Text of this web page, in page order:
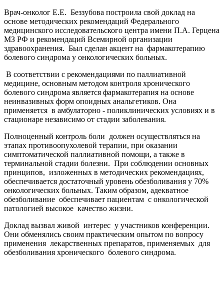
Врач-онколог Е.Е. Беззубова построила свой доклад на
основе методических рекомендаций Федерального
медицинского исследовательского центра имени П.А. Герцена
МЗ РФ и рекомендаций Всемирной организации
здравоохранения. Был сделан акцент на фармакотерапию
болевого синдрома у онкологических больных.
В соответствии с рекомендациями по паллиативной
медицине, основным методом контроля хронического
болевого синдрома является фармакотерапия на основе
неинвазивных форм опоидных анальгетиков. Она
применяется в амбулаторно - поликлинических условиях и в
стационаре независимо от стадии заболевания.
Полноценный контроль боли должен осуществляться на
этапах противоопухолевой терапии, при оказании
симптоматической паллиативной помощи, а также в
терминальной стадии болезни. При соблюдении основных
принципов, изложенных в методических рекомендациях,
обеспечивается достаточный уровень обезболивания у 70%
онкологических больных. Таким образом, адекватное
обезболивание обеспечивает пациентам с онкологической
патологией высокое качество жизни.
Доклад вызвал живой интерес у участников конференции.
Они обменялись своим практическим опытом по вопросу
применения лекарственных препаратов, применяемых для
обезболивания хронического болевого синдрома.